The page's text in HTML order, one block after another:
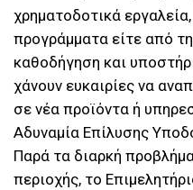
χρηματοδοτικά
προγράμματα είτε από
καθοδήγηση και
χάνουν ευκαιρίες να
σε νέα προϊόντα ή
Αδυναμία Επίλυσης
Παρά τα διαρκή
περιοχής, το